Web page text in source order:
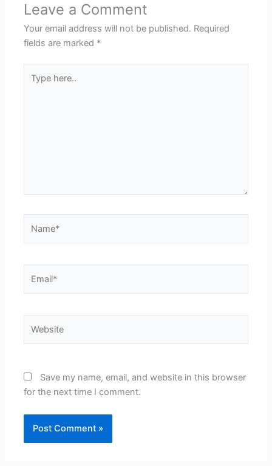
Leave a Comment
Your email address will not be published. Required
fields are marked *
here..
Save my name, email, and website in this browser
for the next time I comment.